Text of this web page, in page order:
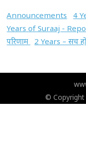
Announcements 4
Years of Suraaj -
परिणाम
2 Years – सच
© Copyright